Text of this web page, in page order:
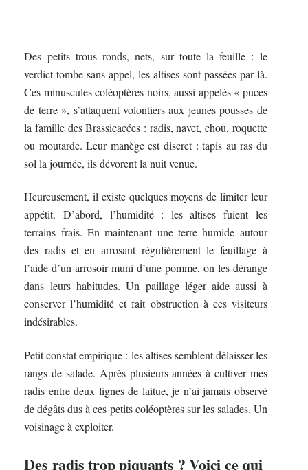
Des petits trous ronds, nets, sur toute la feuille : le
verdict tombe sans appel, les altises sont passées par là.
Ces minuscules coléoptères noirs, aussi appelés « puces
de terre », s’attaquent volontiers aux jeunes pousses de
la famille des Brassicacées : radis, navet, chou, roquette
ou moutarde. Leur manège est discret : tapis au ras du
sol la journée, ils dévorent la nuit venue.
Heureusement, il existe quelques moyens de limiter leur
appétit. D’abord, l’humidité : les altises fuient les
terrains frais. En maintenant une terre humide autour
des radis et en arrosant régulièrement le feuillage à
l’aide d’un arrosoir muni d’une pomme, on les dérange
dans leurs habitudes. Un paillage léger aide aussi à
conserver l’humidité et fait obstruction à ces visiteurs
indésirables.
Petit constat empirique : les altises semblent délaisser les
rangs de salade. Après plusieurs années à cultiver mes
radis entre deux lignes de laitue, je n’ai jamais observé
de dégâts dus à ces petits coléoptères sur les salades. Un
voisinage à exploiter.
Des radis trop piquants ? Voici ce qui